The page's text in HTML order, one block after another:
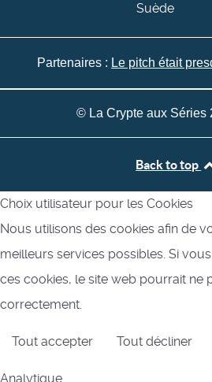
Suède
Partenaires : Le pitch était
© La Crypte aux Séries
Back to top
Choix utilisateur pour les Cookies
Nous utilisons des cookies afin de
meilleurs services possibles. Si
ces cookies, le site web pourrait ne
correctement.
Tout accepter Tout décliner
Analytique